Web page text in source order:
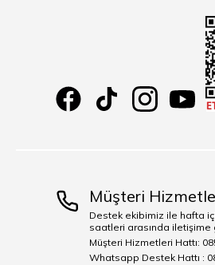
Müşteri
Destek ekibimiz ile hafta
saatleri arasında iletişime
Müşteri Hizmetleri Hattı:
Whatsapp Destek Hattı :